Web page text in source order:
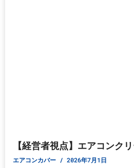
【経営者視点】エアコンク
エアコンカバー 2026年7月1日